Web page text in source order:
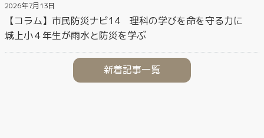
2026年7月13日
【コラム】市民防災ナビ14 理科の学びを命を守る力に
城上小４年生が雨水と防災を学ぶ
新着記事一覧